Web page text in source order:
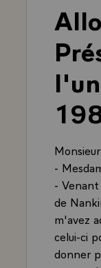
-
-
de
m'avez
celui-ci
donner